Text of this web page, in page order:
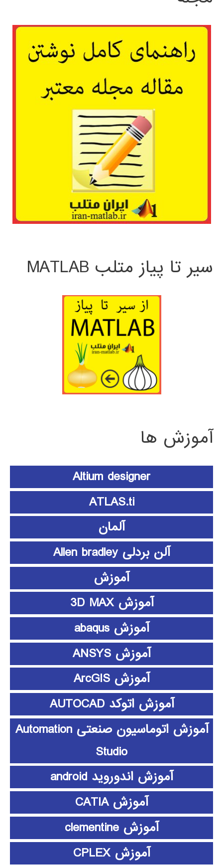
سیر تا پیاز متلب MATLAB
آموزش ها
Altium designer
ATLAS.ti
آلمان
آلن بردلی Allen bradley
آموزش
آموزش 3D MAX
آموزش abaqus
آموزش ANSYS
آموزش ArcGIS
آموزش اتوکد AUTOCAD
آموزش اتوماسیون صنعتی Automation
Studio
آموزش اندوروید android
آموزش CATIA
آموزش clementine
آموزش CPLEX